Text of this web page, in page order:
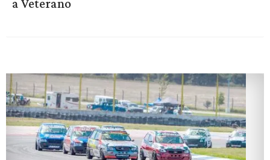
a Veterano